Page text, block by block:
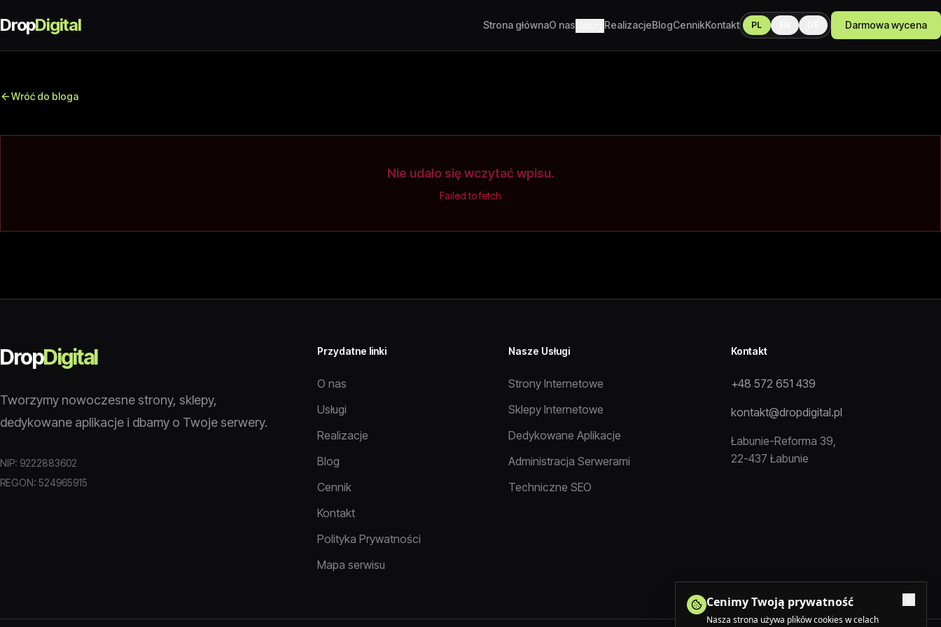
DropDigital Strona głównaO nas RealizacjeBlogCennikKontakt PL Darmowa wycena
Wróć do bloga
Nie udało się wczytać wpisu.
Failed to fetch
DropDigital
Tworzymy nowoczesne strony, sklepy,
dedykowane aplikacje i dbamy o Twoje serwery.
NIP: 9222883602
REGON: 524965915
Przydatne linki
O nas
Usługi
Realizacje
Blog
Cennik
Kontakt
Polityka Prywatności
Mapa serwisu
Nasze Usługi
Strony Internetowe
Sklepy Internetowe
Dedykowane Aplikacje
Administracja Serwerami
Techniczne SEO
Kontakt
+48 572 651 439
kontakt@dropdigital.pl
Łabunie-Reforma 39,
22-437 Łabunie
Cenimy Twoją prywatność
Nasza strona używa plików cookies w celach